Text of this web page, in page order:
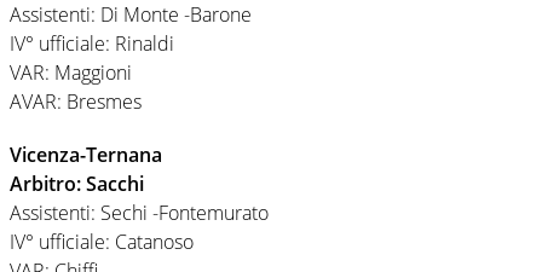
Assistenti: Di Monte -Barone
IV° ufficiale: Rinaldi
VAR: Maggioni
AVAR: Bresmes
Vicenza-Ternana
Arbitro: Sacchi
Assistenti: Sechi -Fontemurato
IV° ufficiale: Catanoso